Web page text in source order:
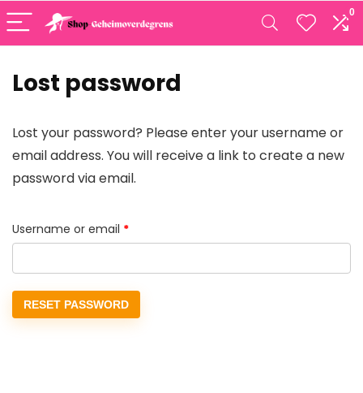
0
Lost password
Lost your password? Please enter your username or
email address. You will receive a link to create a new
password via email.
Username or email *Required
RESET PASSWORD